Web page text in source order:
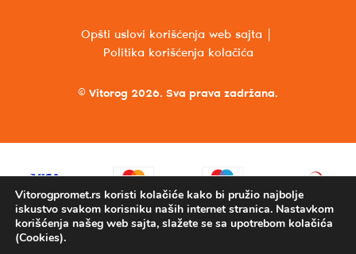
© Vitorog 2026. Sva prava zadržana.
Opšti uslovi korišćenja web sajta
Politika korišćenja kolačića
Vitorogpromet.rs koristi kolačiće kako bi pružio najbolje
iskustvo svakom korisniku naših internet stranica. Nastavkom
korišćenja našeg web sajta, slažete se sa upotrebom kolačića
(Cookies).